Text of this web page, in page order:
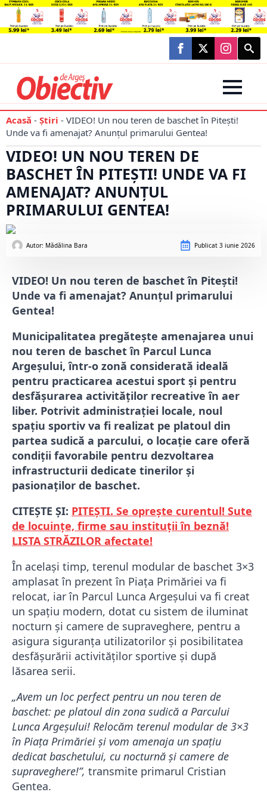
Search
for:
Acasă - Știri - VIDEO! Un nou teren de baschet în Pitești!
Unde va fi amenajat? Anunțul primarului Gentea!
VIDEO! UN NOU TEREN DE
BASCHET ÎN PITEȘTI! UNDE VA FI
AMENAJAT? ANUNȚUL
PRIMARULUI GENTEA!
Autor: Mădălina Bara Publicat 3 iunie 2026
VIDEO! Un nou teren de baschet în Pitești!
Unde va fi amenajat? Anunțul primarului
Gentea!
Municipalitatea pregătește amenajarea unui
nou teren de baschet în Parcul Lunca
Argeșului, într-o zonă considerată ideală
pentru practicarea acestui sport și pentru
desfășurarea activităților recreative în aer
liber. Potrivit administrației locale, noul
spațiu sportiv va fi realizat pe platoul din
partea sudică a parcului, o locație care oferă
condiții favorabile pentru dezvoltarea
infrastructurii dedicate tinerilor și
pasionaților de baschet.
CITEȘTE ȘI: PITEȘTI. Se oprește curentul! Sute
de locuințe, firme sau instituții în beznă!
LISTA STRĂZILOR afectate!
În același timp, terenul modular de baschet 3×3
amplasat în prezent în Piața Primăriei va fi
relocat, iar în Parcul Lunca Argeșului va fi creat
un spațiu modern, dotat cu sistem de iluminat
nocturn și camere de supraveghere, pentru a
asigura siguranța utilizatorilor și posibilitatea
desfășurării activităților sportive și după
lăsarea serii.
„Avem un loc perfect pentru un nou teren de
baschet: pe platoul din zona sudică a Parcului
Lunca Argeșului! Relocăm terenul modular de 3×3
în Piața Primăriei și vom amenaja un spațiu
dedicat baschetului, cu nocturnă și camere de
supraveghere!”, transmite primarul Cristian
Gentea.